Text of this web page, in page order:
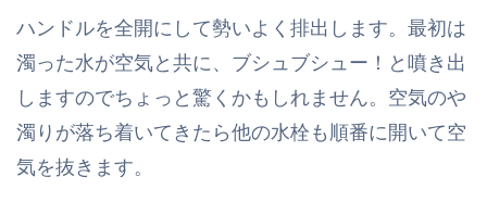
ハンドルを全開にして勢いよく排出します。最初は
濁った水が空気と共に、ブシュブシュー！と噴き出
しますのでちょっと驚くかもしれません。空気のや
濁りが落ち着いてきたら他の水栓も順番に開いて空
気を抜きます。